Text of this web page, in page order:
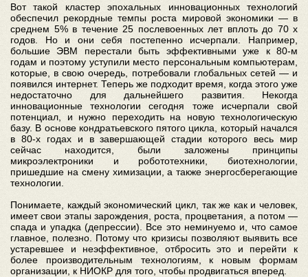
Вот такой кластер эпохальных инновационных технологий
обеспечил рекордные темпы роста мировой экономики — в
среднем 5% в течение 25 послевоенных лет вплоть до 70 х
годов. Но и они себя постепенно исчерпали. Например,
большие ЭВМ перестали быть эффективными уже к 80-м
годам и поэтому уступили место персональным компьютерам,
которые, в свою очередь, потребовали глобальных сетей — и
появился интернет. Теперь же подходит время, когда этого уже
недостаточно для дальнейшего развития. Некогда
инновационные технологии сегодня тоже исчерпали свой
потенциал, и нужно переходить на новую технологическую
базу. В основе кондратьевского пятого цикла, который начался
в 80-х годах и в завершающей стадии которого весь мир
сейчас находится, были заложены принципы
микроэлектроники и робототехники, биотехнологии,
пришедшие на смену химизации, а также энергосберегающие
технологии.
Понимаете, каждый экономический цикл, так же как и человек,
имеет свои этапы зарождения, роста, процветания, а потом —
спада и упадка (депрессии). Все это неминуемо и, что самое
главное, полезно. Потому что кризисы позволяют выявить все
устаревшее и неэффективное, отбросить это и перейти к
более производительным технологиям, к новым формам
организации, к НИОКР для того, чтобы продвигаться вперед.